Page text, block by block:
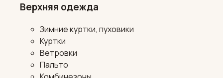
Верхняя одежда
Зимние куртки, пуховики
Куртки
Ветровки
Пальто